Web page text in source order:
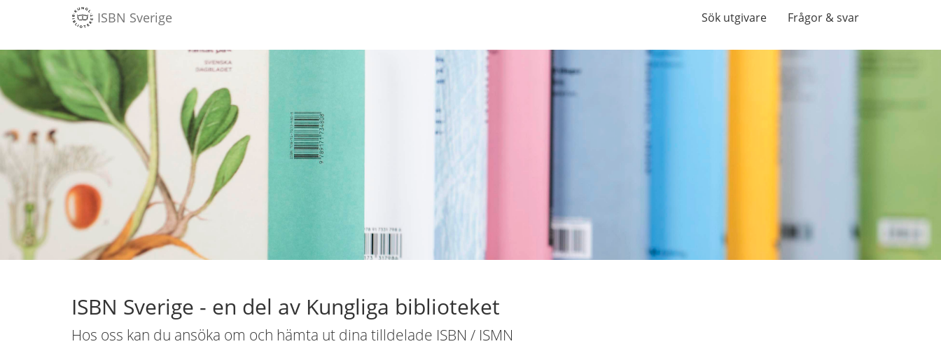
Gå
till
innehåll
ISBN Sverige Sök utgivare Frågor & svar
ISBN Sverige - en del av Kungliga biblioteket
Hos oss kan du ansöka om och hämta ut dina tilldelade ISBN / ISMN